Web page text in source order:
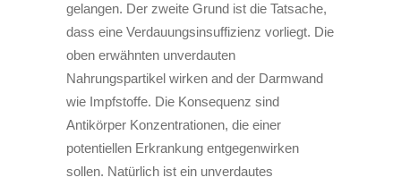
gelangen. Der zweite Grund ist die Tatsache,
dass eine Verdauungsinsuffizienz vorliegt. Die
oben erwähnten unverdauten
Nahrungspartikel wirken and der Darmwand
wie Impfstoffe. Die Konsequenz sind
Antikörper Konzentrationen, die einer
potentiellen Erkrankung entgegenwirken
sollen. Natürlich ist ein unverdautes